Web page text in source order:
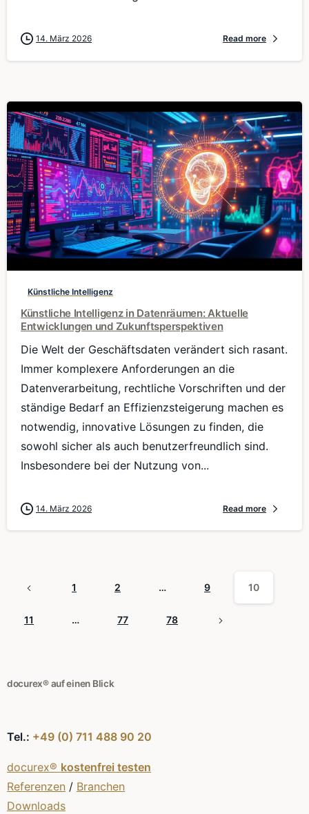
14. März 2026 Read more
0
Künstliche Intelligenz
Künstliche Intelligenz in Datenräumen: Aktuelle
Entwicklungen und Zukunftsperspektiven
Die Welt der Geschäftsdaten verändert sich rasant.
Immer komplexere Anforderungen an die
Datenverarbeitung, rechtliche Vorschriften und der
ständige Bedarf an Effizienzsteigerung machen es
notwendig, innovative Lösungen zu finden, die
sowohl sicher als auch benutzerfreundlich sind.
Insbesondere bei der Nutzung von...
14. März 2026 Read more
1 2 … 9 10
11 … 77 78
docurex® auf einen Blick
Tel.: +49 (0) 711 488 90 20
docurex® kostenfrei testen
Referenzen / Branchen
Downloads